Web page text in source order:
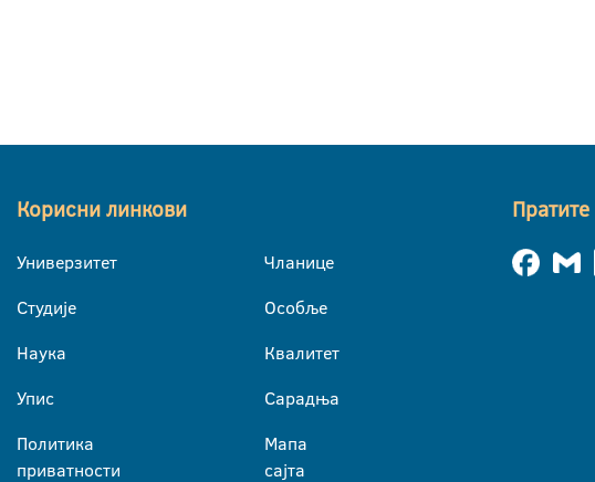
Корисни линкови
Универзитет
Студије
Наука
Упис
Политика
приватности
Чланице
Особље
Квалитет
Сарадња
Мапа
сајта